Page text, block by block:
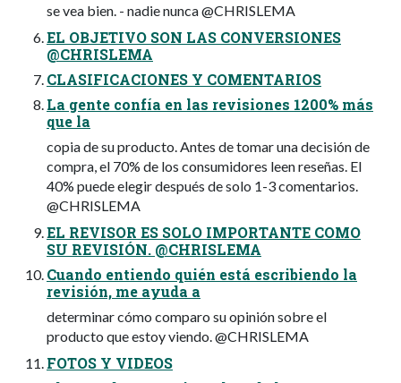
se vea bien. - nadie nunca @CHRISLEMA
EL OBJETIVO SON LAS CONVERSIONES
@CHRISLEMA
CLASIFICACIONES Y COMENTARIOS
La gente confía en las revisiones 1200% más
que la
copia de su producto. Antes de tomar una decisión de
compra, el 70% de los consumidores leen reseñas. El
40% puede elegir después de solo 1-3 comentarios.
@CHRISLEMA
EL REVISOR ES SOLO IMPORTANTE COMO
SU REVISIÓN. @CHRISLEMA
Cuando entiendo quién está escribiendo la
revisión, me ayuda a
determinar cómo comparo su opinión sobre el
producto que estoy viendo. @CHRISLEMA
FOTOS Y VIDEOS